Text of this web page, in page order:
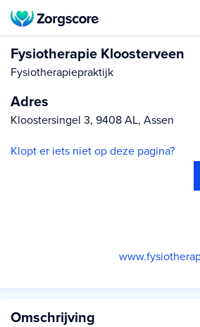
Fysiotherapie Kloosterveen
Fysiotherapiepraktijk
Adres
Kloostersingel 3, 9408 AL, Assen
Klopt er iets niet op deze pagina?
Omschrijving